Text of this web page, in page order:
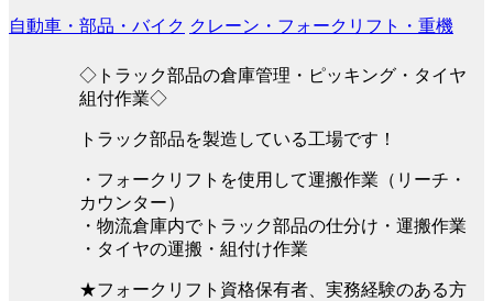
自動車・部品・バイク クレーン・フォークリフト・重機
◇トラック部品の倉庫管理・ピッキング・タイヤ
組付作業◇
トラック部品を製造している工場です！
・フォークリフトを使用して運搬作業（リーチ・
カウンター）
・物流倉庫内でトラック部品の仕分け・運搬作業
・タイヤの運搬・組付け作業
★フォークリフト資格保有者、実務経験のある方